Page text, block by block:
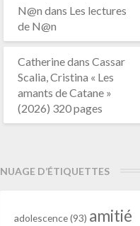
N@n dans Les lectures
de N@n
Catherinedans Cassar
Scalia, Cristina « Les
amants de Catane »
(2026) 320 pages
NUAGE D’ÉTIQUETTES
adolescence(93) amitié